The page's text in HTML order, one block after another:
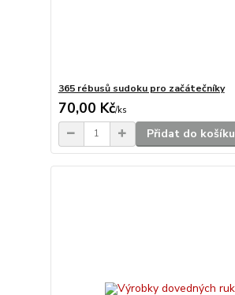
365 rébusů sudoku pro začátečníky
70,00 Kč/ks
Přidat do košíku